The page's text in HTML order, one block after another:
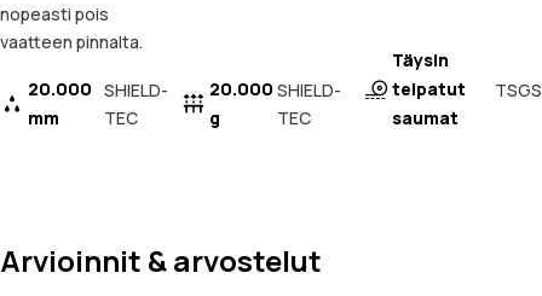
nopeasti pois
vaatteen pinnalta.
20.000
mm
SHIELD-
TEC
20.000
g
SHIELD-
TEC
Täysin
teipatut
saumat
TSGS
Arvioinnit & arvostelut